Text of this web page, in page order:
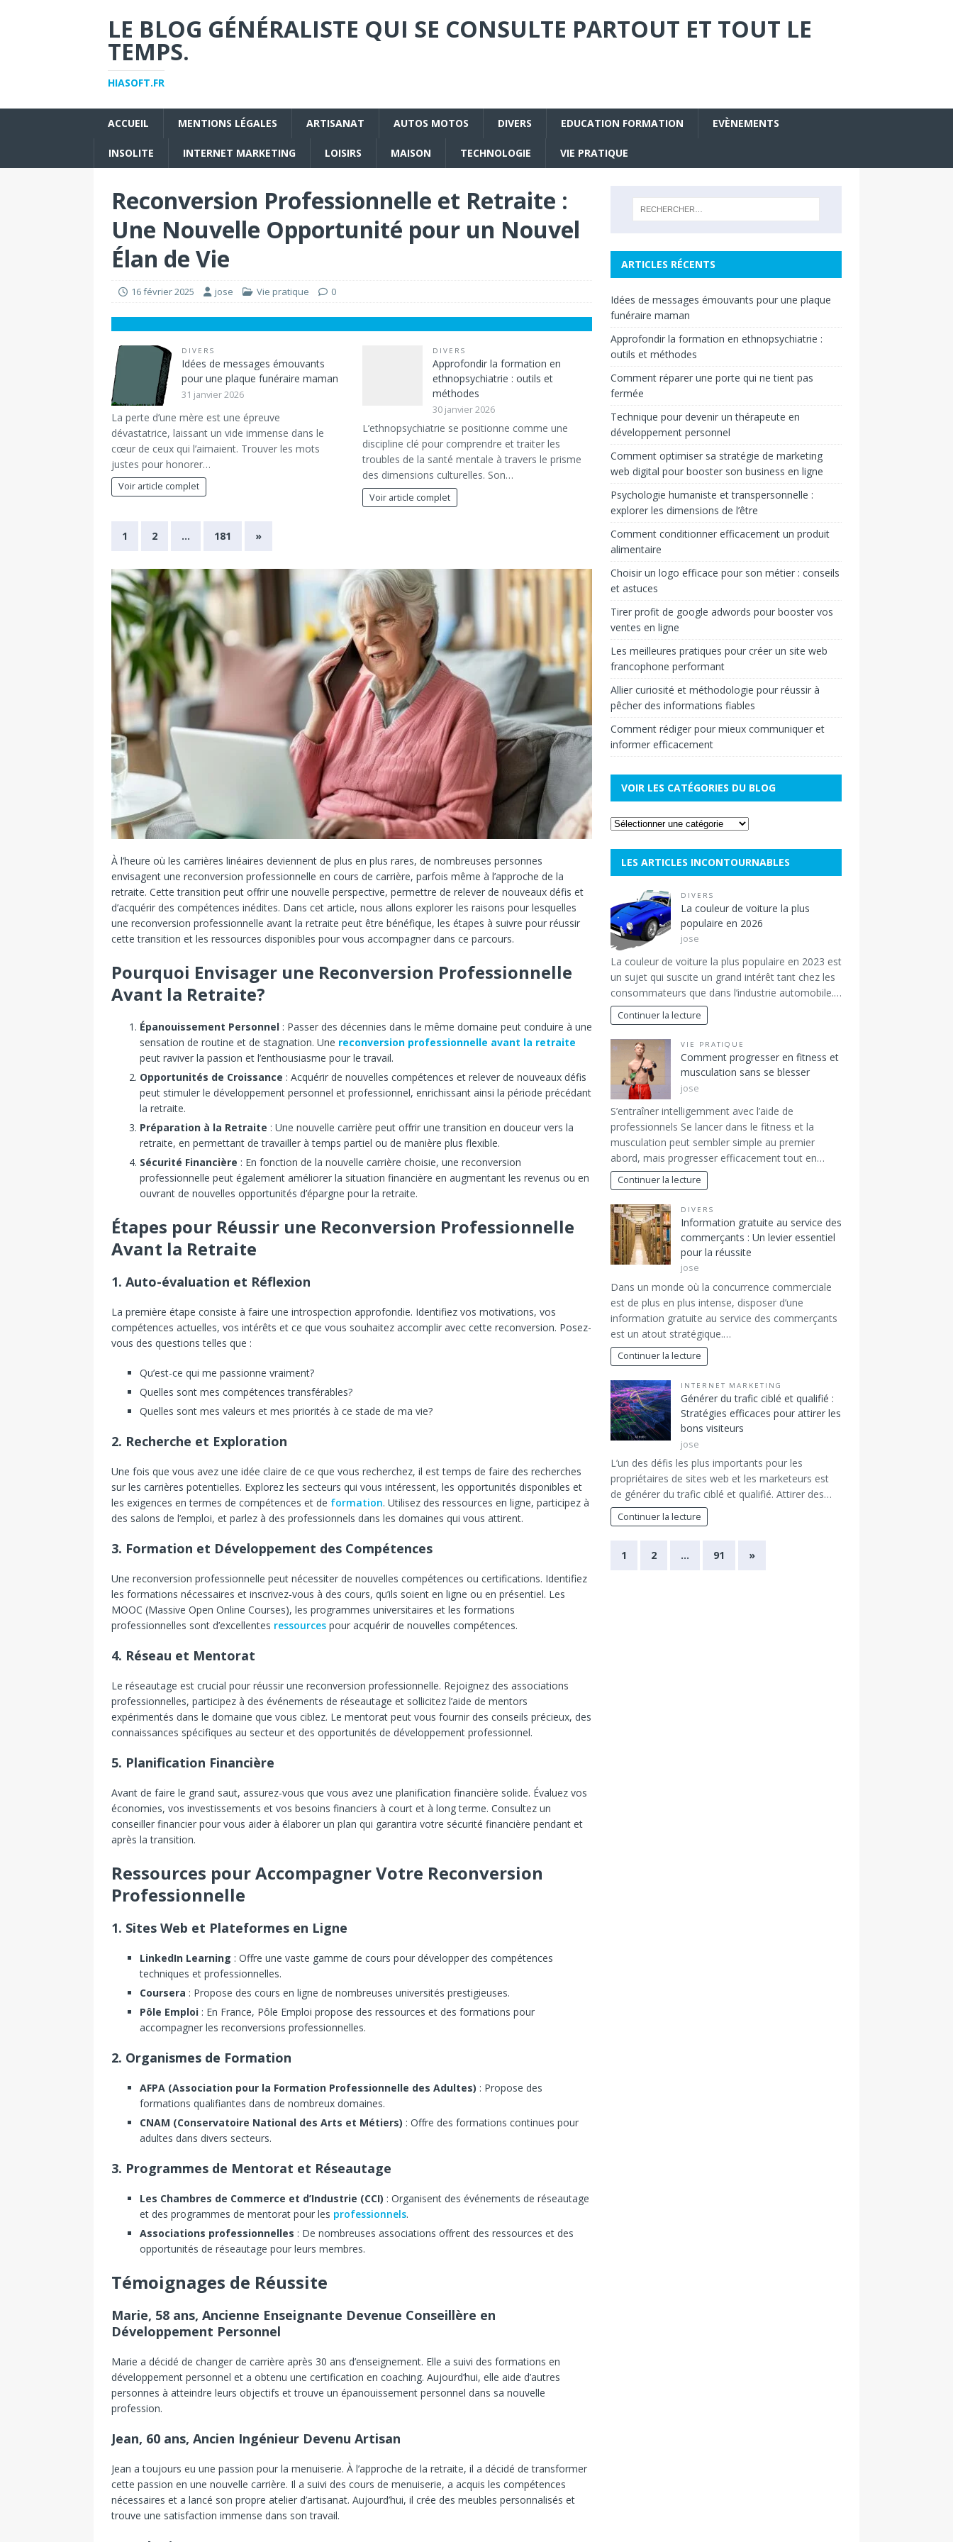
LE BLOG GÉNÉRALISTE QUI SE CONSULTE PARTOUT ET TOUT LE
TEMPS.
HIASOFT.FR
ACCUEIL MENTIONS LÉGALES ARTISANAT AUTOS MOTOS DIVERS EDUCATION FORMATION EVÈNEMENTS
INSOLITE INTERNET MARKETING LOISIRS MAISON TECHNOLOGIE VIE PRATIQUE
Reconversion Professionnelle et Retraite :
Une Nouvelle Opportunité pour un Nouvel
Élan de Vie
16 février 2025 jose Vie pratique 0
DIVERS
Idées de messages émouvants
pour une plaque funéraire maman
31 janvier 2026
La perte d’une mère est une épreuve
dévastatrice, laissant un vide immense dans le
cœur de ceux qui l’aimaient. Trouver les mots
justes pour honorer…
Voir article complet
DIVERS
Approfondir la formation en
ethnopsychiatrie : outils et
méthodes
30 janvier 2026
L’ethnopsychiatrie se positionne comme une
discipline clé pour comprendre et traiter les
troubles de la santé mentale à travers le prisme
des dimensions culturelles. Son…
Voir article complet
1 2 … 181 »
À l’heure où les carrières linéaires deviennent de plus en plus rares, de nombreuses personnes
envisagent une reconversion professionnelle en cours de carrière, parfois même à l’approche de la
retraite. Cette transition peut offrir une nouvelle perspective, permettre de relever de nouveaux défis et
d’acquérir des compétences inédites. Dans cet article, nous allons explorer les raisons pour lesquelles
une reconversion professionnelle avant la retraite peut être bénéfique, les étapes à suivre pour réussir
cette transition et les ressources disponibles pour vous accompagner dans ce parcours.
Pourquoi Envisager une Reconversion Professionnelle
Avant la Retraite?
Épanouissement Personnel : Passer des décennies dans le même domaine peut conduire à une
sensation de routine et de stagnation. Une reconversion professionnelle avant la retraite
peut raviver la passion et l’enthousiasme pour le travail.
Opportunités de Croissance : Acquérir de nouvelles compétences et relever de nouveaux défis
peut stimuler le développement personnel et professionnel, enrichissant ainsi la période précédant
la retraite.
Préparation à la Retraite : Une nouvelle carrière peut offrir une transition en douceur vers la
retraite, en permettant de travailler à temps partiel ou de manière plus flexible.
Sécurité Financière : En fonction de la nouvelle carrière choisie, une reconversion
professionnelle peut également améliorer la situation financière en augmentant les revenus ou en
ouvrant de nouvelles opportunités d’épargne pour la retraite.
Étapes pour Réussir une Reconversion Professionnelle
Avant la Retraite
1. Auto-évaluation et Réflexion
La première étape consiste à faire une introspection approfondie. Identifiez vos motivations, vos
compétences actuelles, vos intérêts et ce que vous souhaitez accomplir avec cette reconversion. Posez-
vous des questions telles que :
Qu’est-ce qui me passionne vraiment?
Quelles sont mes compétences transférables?
Quelles sont mes valeurs et mes priorités à ce stade de ma vie?
2. Recherche et Exploration
Une fois que vous avez une idée claire de ce que vous recherchez, il est temps de faire des recherches
sur les carrières potentielles. Explorez les secteurs qui vous intéressent, les opportunités disponibles et
les exigences en termes de compétences et de formation. Utilisez des ressources en ligne, participez à
des salons de l’emploi, et parlez à des professionnels dans les domaines qui vous attirent.
3. Formation et Développement des Compétences
Une reconversion professionnelle peut nécessiter de nouvelles compétences ou certifications. Identifiez
les formations nécessaires et inscrivez-vous à des cours, qu’ils soient en ligne ou en présentiel. Les
MOOC (Massive Open Online Courses), les programmes universitaires et les formations
professionnelles sont d’excellentes ressources pour acquérir de nouvelles compétences.
4. Réseau et Mentorat
Le réseautage est crucial pour réussir une reconversion professionnelle. Rejoignez des associations
professionnelles, participez à des événements de réseautage et sollicitez l’aide de mentors
expérimentés dans le domaine que vous ciblez. Le mentorat peut vous fournir des conseils précieux, des
connaissances spécifiques au secteur et des opportunités de développement professionnel.
5. Planification Financière
Avant de faire le grand saut, assurez-vous que vous avez une planification financière solide. Évaluez vos
économies, vos investissements et vos besoins financiers à court et à long terme. Consultez un
conseiller financier pour vous aider à élaborer un plan qui garantira votre sécurité financière pendant et
après la transition.
Ressources pour Accompagner Votre Reconversion
Professionnelle
1. Sites Web et Plateformes en Ligne
LinkedIn Learning : Offre une vaste gamme de cours pour développer des compétences
techniques et professionnelles.
Coursera : Propose des cours en ligne de nombreuses universités prestigieuses.
Pôle Emploi : En France, Pôle Emploi propose des ressources et des formations pour
accompagner les reconversions professionnelles.
2. Organismes de Formation
AFPA (Association pour la Formation Professionnelle des Adultes) : Propose des
formations qualifiantes dans de nombreux domaines.
CNAM (Conservatoire National des Arts et Métiers) : Offre des formations continues pour
adultes dans divers secteurs.
3. Programmes de Mentorat et Réseautage
Les Chambres de Commerce et d’Industrie (CCI) : Organisent des événements de réseautage
et des programmes de mentorat pour les professionnels.
Associations professionnelles : De nombreuses associations offrent des ressources et des
opportunités de réseautage pour leurs membres.
Témoignages de Réussite
Marie, 58 ans, Ancienne Enseignante Devenue Conseillère en
Développement Personnel
Marie a décidé de changer de carrière après 30 ans d’enseignement. Elle a suivi des formations en
développement personnel et a obtenu une certification en coaching. Aujourd’hui, elle aide d’autres
personnes à atteindre leurs objectifs et trouve un épanouissement personnel dans sa nouvelle
profession.
Jean, 60 ans, Ancien Ingénieur Devenu Artisan
Jean a toujours eu une passion pour la menuiserie. À l’approche de la retraite, il a décidé de transformer
cette passion en une nouvelle carrière. Il a suivi des cours de menuiserie, a acquis les compétences
nécessaires et a lancé son propre atelier d’artisanat. Aujourd’hui, il crée des meubles personnalisés et
trouve une satisfaction immense dans son travail.
ARTICLES RÉCENTS
Idées de messages émouvants pour une plaque
funéraire maman
Approfondir la formation en ethnopsychiatrie :
outils et méthodes
Comment réparer une porte qui ne tient pas
fermée
Technique pour devenir un thérapeute en
développement personnel
Comment optimiser sa stratégie de marketing
web digital pour booster son business en ligne
Psychologie humaniste et transpersonnelle :
explorer les dimensions de l’être
Comment conditionner efficacement un produit
alimentaire
Choisir un logo efficace pour son métier : conseils
et astuces
Tirer profit de google adwords pour booster vos
ventes en ligne
Les meilleures pratiques pour créer un site web
francophone performant
Allier curiosité et méthodologie pour réussir à
pêcher des informations fiables
Comment rédiger pour mieux communiquer et
informer efficacement
VOIR LES CATÉGORIES DU BLOG
LES ARTICLES INCONTOURNABLES
DIVERS
La couleur de voiture la plus
populaire en 2026
jose
La couleur de voiture la plus populaire en 2023 est
un sujet qui suscite un grand intérêt tant chez les
consommateurs que dans l’industrie automobile.…
Continuer la lecture
VIE PRATIQUE
Comment progresser en fitness et
musculation sans se blesser
jose
S’entraîner intelligemment avec l’aide de
professionnels Se lancer dans le fitness et la
musculation peut sembler simple au premier
abord, mais progresser efficacement tout en…
Continuer la lecture
DIVERS
Information gratuite au service des
commerçants : Un levier essentiel
pour la réussite
jose
Dans un monde où la concurrence commerciale
est de plus en plus intense, disposer d’une
information gratuite au service des commerçants
est un atout stratégique.…
Continuer la lecture
INTERNET MARKETING
Générer du trafic ciblé et qualifié :
Stratégies efficaces pour attirer les
bons visiteurs
jose
L’un des défis les plus importants pour les
propriétaires de sites web et les marketeurs est
de générer du trafic ciblé et qualifié. Attirer des…
Continuer la lecture
1 2 … 91 »